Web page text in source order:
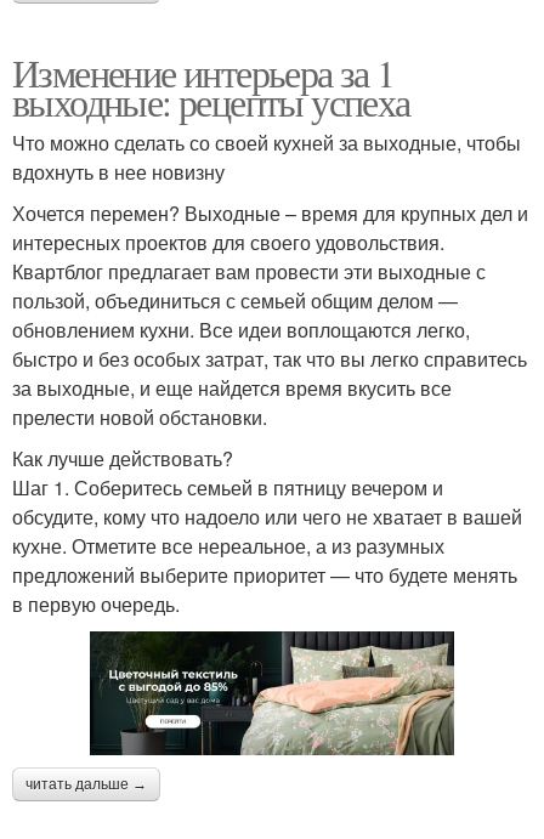
Изменение интерьера за 1
выходные: рецепты успеха
Что можно сделать со своей кухней за выходные, чтобы
вдохнуть в нее новизну
Хочется перемен? Выходные – время для крупных дел и
интересных проектов для своего удовольствия.
Квартблог предлагает вам провести эти выходные с
пользой, объединиться с семьей общим делом —
обновлением кухни. Все идеи воплощаются легко,
быстро и без особых затрат, так что вы легко справитесь
за выходные, и еще найдется время вкусить все
прелести новой обстановки.
Как лучше действовать?
Шаг 1. Соберитесь семьей в пятницу вечером и
обсудите, кому что надоело или чего не хватает в вашей
кухне. Отметите все нереальное, а из разумных
предложений выберите приоритет — что будете менять
в первую очередь.
читать дальше →